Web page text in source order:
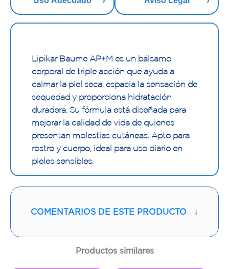
Lipikar Baume AP+M es un bálsamo
corporal de triple acción que ayuda a
calmar la piel seca, espacia la sensación de
sequedad y proporciona hidratación
duradera. Su fórmula está diseñada para
mejorar la calidad de vida de quienes
presentan molestias cutáneas. Apto para
rostro y cuerpo, ideal para uso diario en
pieles sensibles.
¿Para qué tipo de piel está recomendado
tendencia a irritarse. Su acción hidratante
COMENTARIOS DE ESTE PRODUCTO ↓
Productos similares